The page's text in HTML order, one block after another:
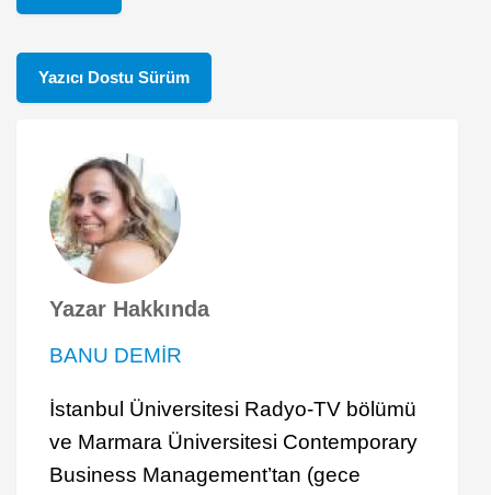
Yazıcı Dostu Sürüm
Yazar Hakkında
BANU DEMİR
İstanbul Üniversitesi Radyo-TV bölümü
ve Marmara Üniversitesi Contemporary
Business Management’tan (gece